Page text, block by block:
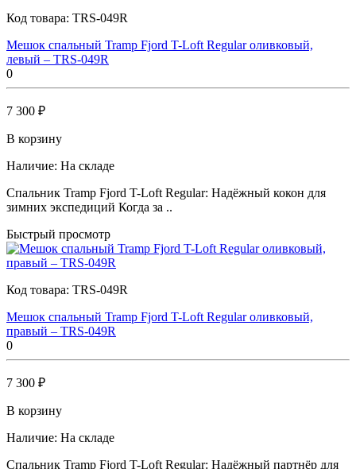
Код товара: TRS-049R
Мешок спальный Tramp Fjord T-Loft Regular оливковый,
левый – TRS-049R
0
7 300 ₽
В корзину
Наличие: На складе
Спальник Tramp Fjord T-Loft Regular: Надёжный кокон для
зимних экспедиций Когда за ..
Быстрый просмотр
Код товара: TRS-049R
Мешок спальный Tramp Fjord T-Loft Regular оливковый,
правый – TRS-049R
0
7 300 ₽
В корзину
Наличие: На складе
Спальник Tramp Fjord T-Loft Regular: Надёжный партнёр для